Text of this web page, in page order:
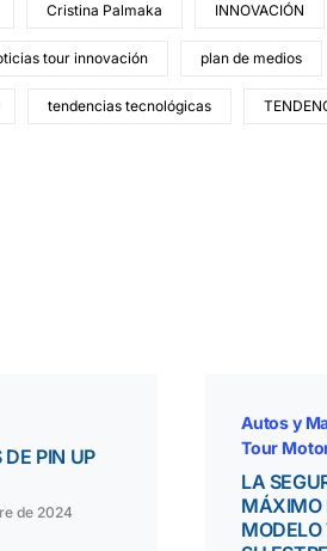
Cristina Palmaka INNOVACIÓN
tour innovación plan de medios
tendencias tecnológicas
PIN UP
de 2024
Autos y
Tour
LA
MÁXIMO
MODELO